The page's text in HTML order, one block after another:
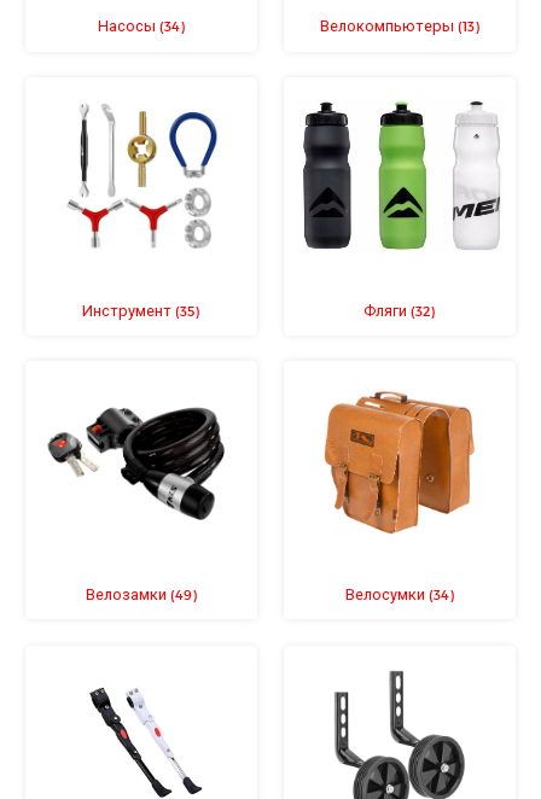
Насосы (34) Велокомпьютеры (13)
Инструмент(35) Фляги(32)
Велозамки (49) Велосумки (34)